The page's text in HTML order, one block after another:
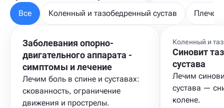
Все Коленный и тазобедренный сустав Плечо,
Заболевания опорно-
двигательного аппарата -
cимптомы и лечение
Лечим боль в спине и суставах:
скованность, ограничение
движения и прострелы.
Коленный и
Синовит
сустава
Лечим
сустава —
колене.